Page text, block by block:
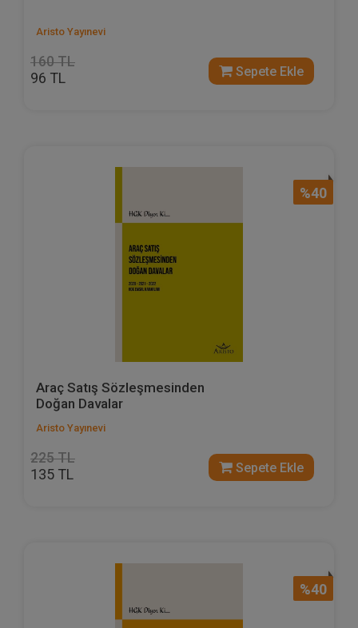
Aristo Yayınevi
160 TL
96 TL Sepete Ekle
%40
Araç Satış Sözleşmesinden
Doğan Davalar
Aristo Yayınevi
225 TL
135 TL Sepete Ekle
%40